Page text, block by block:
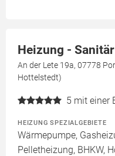
Heizung - Sanitär
An der Lete 19a, 07778
Hottelstedt)
5 mit einer
HEIZUNG SPEZIALGEBIETE
Wärmepumpe,
Pelletheizung, BHKW,